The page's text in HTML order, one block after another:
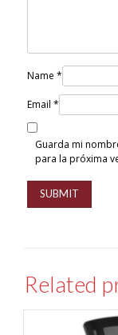
Name *
Email *
Guarda mi
para la próxima
Related